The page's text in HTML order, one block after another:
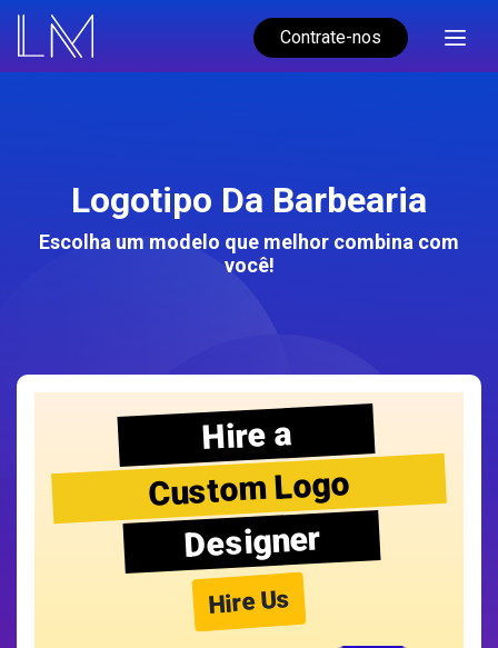
Contrate-nos
Logotipo Da Barbearia
Escolha um modelo que melhor combina com
você!
Hire a
Custom Logo
Designer
Hire Us